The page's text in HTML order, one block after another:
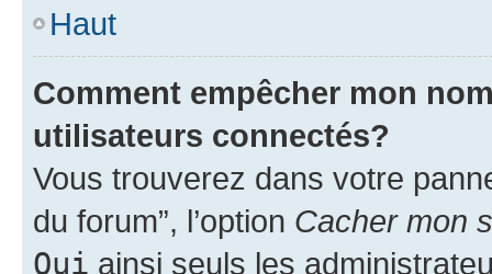
Haut
Comment empêcher mon
utilisateurs connectés?
Vous trouverez dans votre
du forum”, l’option Cacher mon
Oui ainsi seuls les